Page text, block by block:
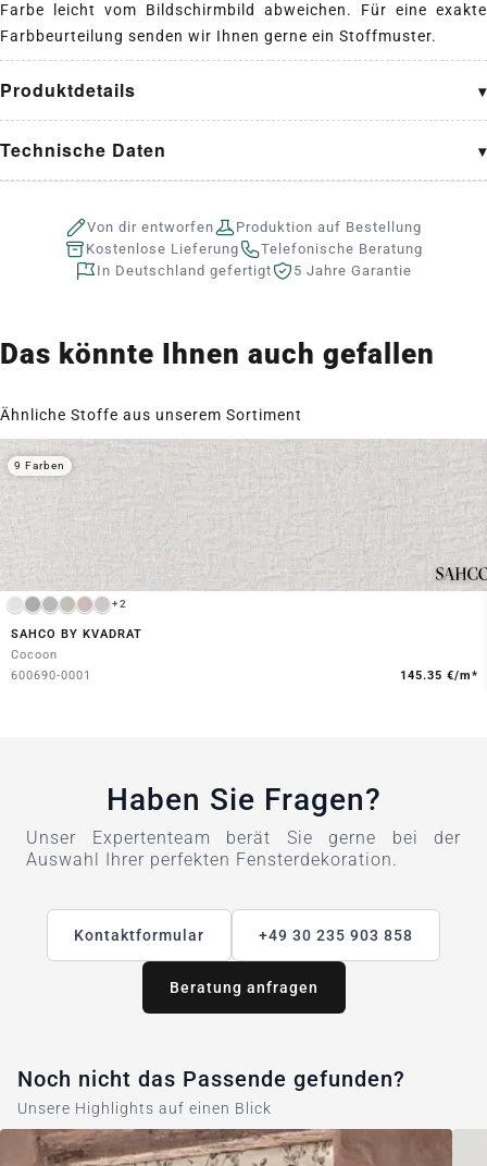
Farbe leicht vom Bildschirmbild abweichen. Für eine exakte
Farbbeurteilung senden wir Ihnen gerne ein Stoffmuster.
Produktdetails
Technische Daten
Von dir entworfen
Produktion auf Bestellung
Kostenlose Lieferung
Telefonische Beratung
In Deutschland gefertigt
5 Jahre Garantie
Das könnte Ihnen auch gefallen
Ähnliche Stoffe aus unserem Sortiment
+2
SAHCO BY KVADRAT
Cocoon
600690-0001
145.35 €/m*
9 Farben
Haben Sie Fragen?
Unser Expertenteam berät Sie gerne bei der
Auswahl Ihrer perfekten Fensterdekoration.
Kontaktformular +49 30 235 903 858
Beratung anfragen
Noch nicht das Passende gefunden?
Unsere Highlights auf einen Blick